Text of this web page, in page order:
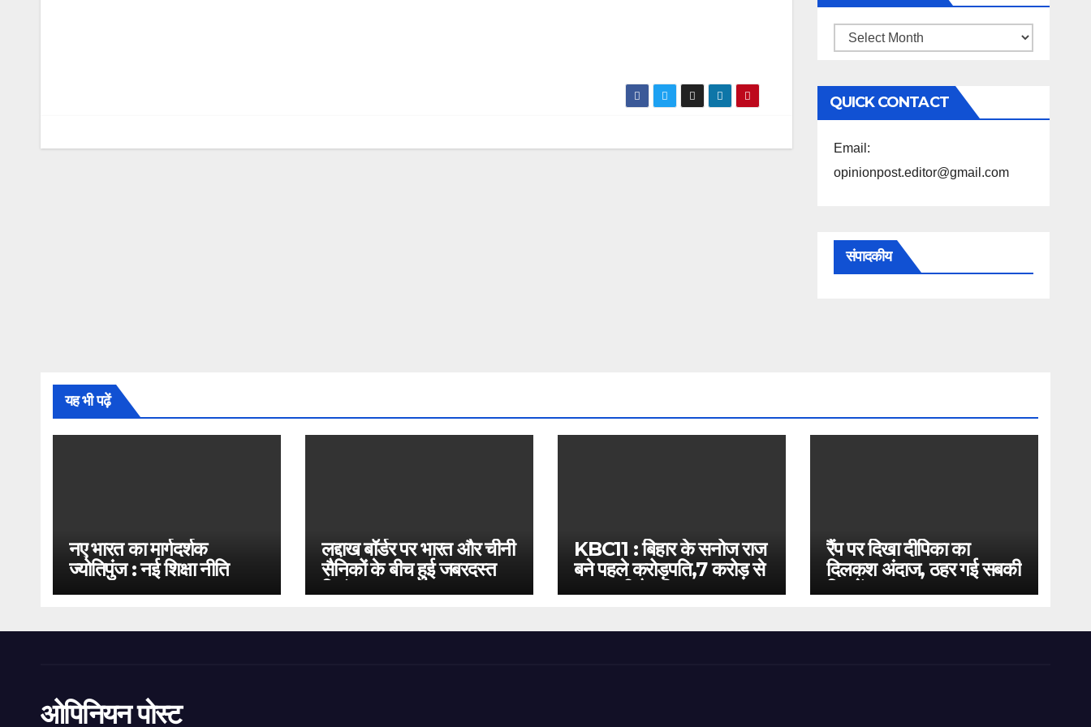
महिने
अनुसार
पढ़ें
QUICK CONTACT
Email:
opinionpost.editor@gmail.com
संपादकीय
यह भी पढ़ें
नए भारत का मार्गदर्शक
ज्योतिपुंज : नई शिक्षा नीति
2020
लद्दाख बॉर्डर पर भारत और चीनी
सैनिकों के बीच हुई जबरदस्त
भिड़ंत
KBC11 : बिहार के सनोज राज
बने पहले करोड़पति,7 करोड़ से
बस इतनी है दूरी
रैंप पर दिखा दीपिका का
दिलकश अंदाज, ठहर गई सबकी
निगाहें
ओपिनियन पोस्ट